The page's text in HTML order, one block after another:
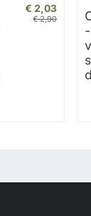
€ 2,03
€ 2,90